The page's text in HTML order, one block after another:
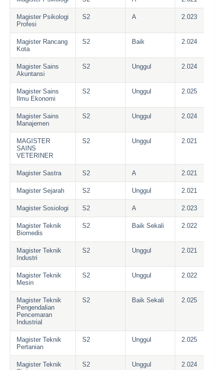
Magister Psikologi
Profesi
S2 A 2.023
Magister Rancang
Kota
S2 Baik 2.024
Magister Sains
Akuntansi
S2 Unggul 2.024
Magister Sains
Ilmu Ekonomi
S2 Unggul 2.025
Magister Sains
Manajemen
S2 Unggul 2.024
MAGISTER
SAINS
VETERINER
S2 Unggul 2.021
Magister Sastra S2 A 2.021
Magister Sejarah S2 Unggul 2.021
Magister Sosiologi S2 A 2.023
Magister Teknik
Biomedis
S2 Baik Sekali 2.022
Magister Teknik
Industri
S2 Unggul 2.021
Magister Teknik
Mesin
S2 Unggul 2.022
Magister Teknik
Pengendalian
Pencemaran
Industrial
S2 Baik Sekali 2.025
Magister Teknik
Pertanian
S2 Unggul 2.025
Magister Teknik
S2 Unggul 2.024